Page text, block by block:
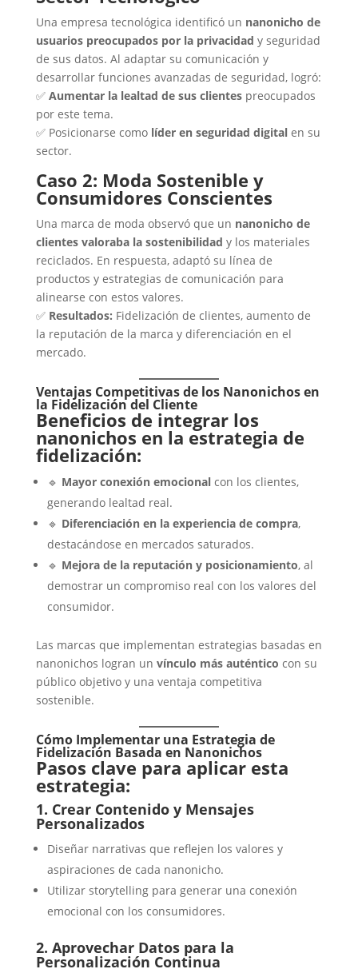
Una empresa tecnológica identificó un nanonicho de
usuarios preocupados por la privacidad y seguridad
de sus datos. Al adaptar su comunicación y
desarrollar funciones avanzadas de seguridad, logró:
✅ Aumentar la lealtad de sus clientespreocupados
por este tema.
✅ Posicionarse como líder en seguridad digitalen su
sector.
Caso 2: Moda Sostenible y
Consumidores Conscientes
Una marca de moda observó que un nanonicho de
clientes valoraba la sostenibilidad y los materiales
reciclados. En respuesta, adaptó su línea de
productos y estrategias de comunicación para
alinearse con estos valores.
✅ Resultados: Fidelización de clientes, aumento de
la reputación de la marca y diferenciación en el
mercado.
Ventajas Competitivas de los Nanonichos en
la Fidelización del Cliente
Beneficios de integrar los
nanonichos en la estrategia de
fidelización:
🔹 Mayor conexión emocionalcon los clientes,
generando lealtad real.
🔹 Diferenciación en la experiencia de compra,
destacándose en mercados saturados.
🔹 Mejora de la reputación y posicionamiento, al
demostrar un compromiso real con los valores del
consumidor.
Las marcas que implementan estrategias basadas en
nanonichos logran un vínculo más auténtico con su
público objetivo y una ventaja competitiva
sostenible.
Cómo Implementar una Estrategia de
Fidelización Basada en Nanonichos
Pasos clave para aplicar esta
estrategia:
1. Crear Contenido y Mensajes
Personalizados
Diseñar narrativas que reflejen los valores y
aspiraciones de cada nanonicho.
Utilizar storytelling para generar una conexión
emocional con los consumidores.
2. Aprovechar Datos para la
Personalización Continua